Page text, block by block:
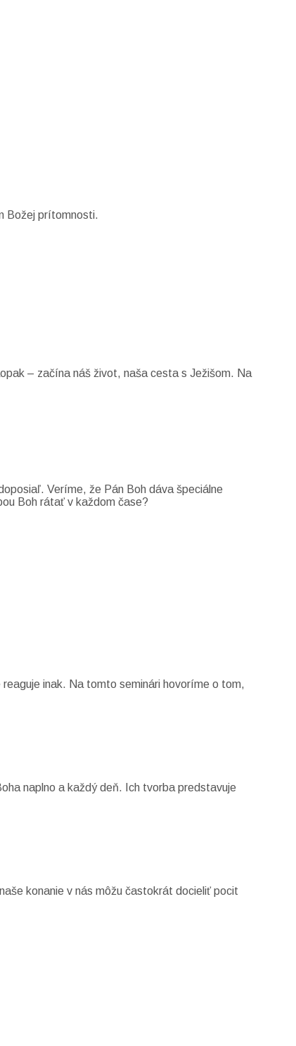
Božej prítomnosti.
– začína náš život, naša cesta s Ježišom. Na
Veríme, že Pán Boh dáva špeciálne
Boh rátať v každom čase?
inak. Na tomto seminári hovoríme o tom,
naplno a každý deň. Ich tvorba predstavuje
konanie v nás môžu častokrát docieliť pocit